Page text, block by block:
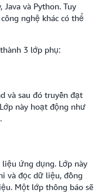
Java và Python. Tuy
nghệ khác có thể
3 lớp phụ:
và sau đó truyền đạt
này hoạt động như
ứng dụng. Lớp này
và đọc dữ liệu, đồng
Một lớp thông báo sẽ